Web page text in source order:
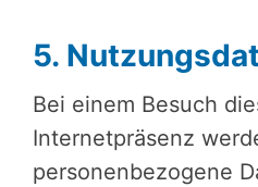
5.
Bei einem Besuch
Internetpräsenz
personenbezogene